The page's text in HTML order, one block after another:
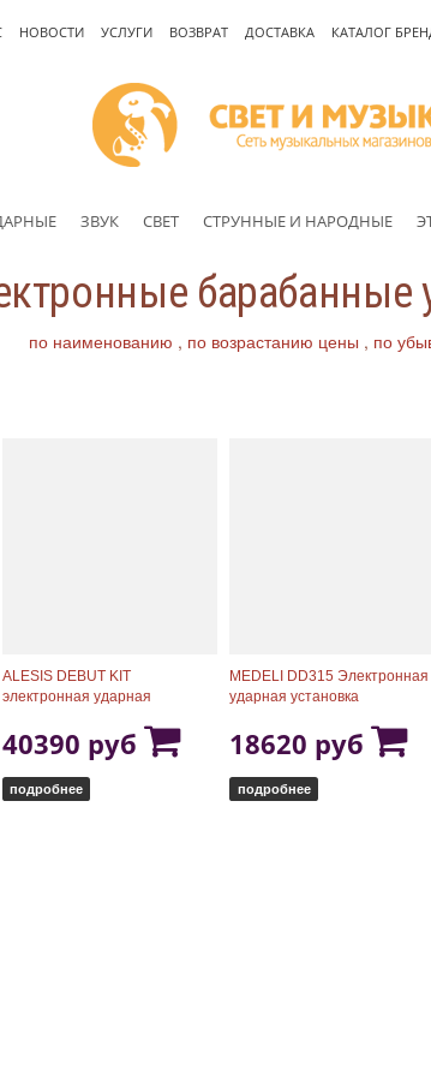
НОВОСТИ УСЛУГИ ВОЗВРАТ ДОСТАВКА КАТАЛОГ
ЗВУК СВЕТ СТРУННЫЕ И НАРОДНЫЕ
барабанные
по наименованию по возрастанию цены по
ALESIS DEBUT KIT
электронная ударная
40390 руб
подробнее
MEDELI DD315 Электронная
ударная установка
18620 руб
подробнее